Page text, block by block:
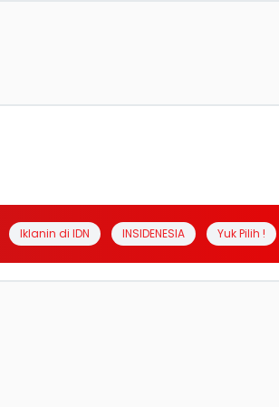
Iklanin di IDN INSIDENESIA Yuk Pilih !